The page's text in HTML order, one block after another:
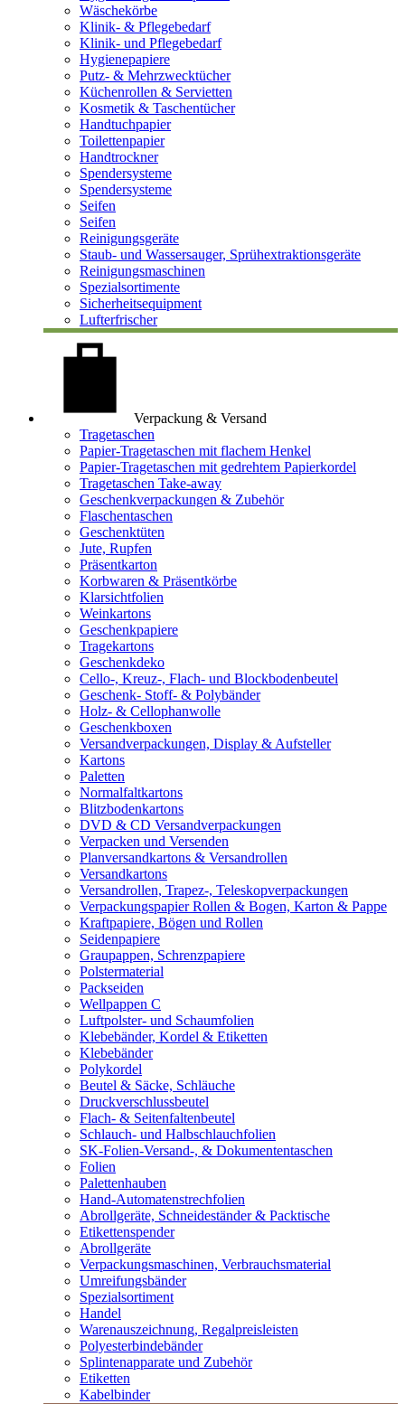
Wäschekörbe
Klinik- & Pflegebedarf
Klinik- und Pflegebedarf
Hygienepapiere
Putz- & Mehrzwecktücher
Küchenrollen & Servietten
Kosmetik & Taschentücher
Handtuchpapier
Toilettenpapier
Handtrockner
Spendersysteme
Spendersysteme
Seifen
Seifen
Reinigungsgeräte
Staub- und Wassersauger, Sprühextraktionsgeräte
Reinigungsmaschinen
Spezialsortimente
Sicherheitsequipment
Lufterfrischer
Verpackung & Versand
Tragetaschen
Papier-Tragetaschen mit flachem Henkel
Papier-Tragetaschen mit gedrehtem Papierkordel
Tragetaschen Take-away
Geschenkverpackungen & Zubehör
Flaschentaschen
Geschenktüten
Jute, Rupfen
Präsentkarton
Korbwaren & Präsentkörbe
Klarsichtfolien
Weinkartons
Geschenkpapiere
Tragekartons
Geschenkdeko
Cello-, Kreuz-, Flach- und Blockbodenbeutel
Geschenk- Stoff- & Polybänder
Holz- & Cellophanwolle
Geschenkboxen
Versandverpackungen, Display & Aufsteller
Kartons
Paletten
Normalfaltkartons
Blitzbodenkartons
DVD & CD Versandverpackungen
Verpacken und Versenden
Planversandkartons & Versandrollen
Versandkartons
Versandrollen, Trapez-, Teleskopverpackungen
Verpackungspapier Rollen & Bogen, Karton & Pappe
Kraftpapiere, Bögen und Rollen
Seidenpapiere
Graupappen, Schrenzpapiere
Polstermaterial
Packseiden
Wellpappen C
Luftpolster- und Schaumfolien
Klebebänder, Kordel & Etiketten
Klebebänder
Polykordel
Beutel & Säcke, Schläuche
Druckverschlussbeutel
Flach- & Seitenfaltenbeutel
Schlauch- und Halbschlauchfolien
SK-Folien-Versand-, & Dokumententaschen
Folien
Palettenhauben
Hand-Automatenstrechfolien
Abrollgeräte, Schneideständer & Packtische
Etikettenspender
Abrollgeräte
Verpackungsmaschinen, Verbrauchsmaterial
Umreifungsbänder
Spezialsortiment
Handel
Warenauszeichnung, Regalpreisleisten
Polyesterbindebänder
Splintenapparate und Zubehör
Etiketten
Kabelbinder